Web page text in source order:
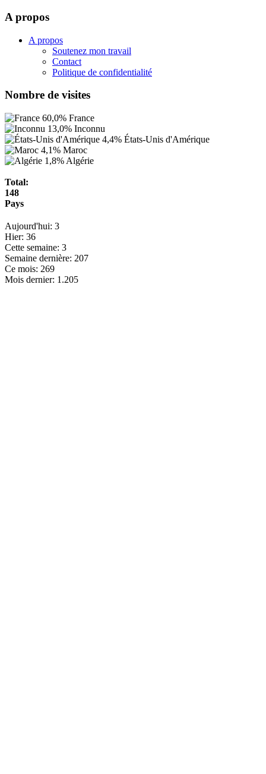
A propos
A propos
Soutenez mon travail
Contact
Politique de confidentialité
Nombre de visites
60,0% France
13,0% Inconnu
4,4% États-Unis d'Amérique
4,1% Maroc
1,8% Algérie
Total:
148
Pays
Aujourd'hui: 3
Hier: 36
Cette semaine: 3
Semaine dernière: 207
Ce mois: 269
Mois dernier: 1.205